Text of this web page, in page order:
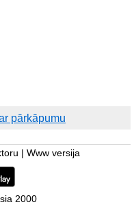
pārkāpumu
Www versija
2000